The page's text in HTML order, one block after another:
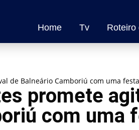
Home Tv Roteiro
de Balneário Camboriú com uma
promete
com uma